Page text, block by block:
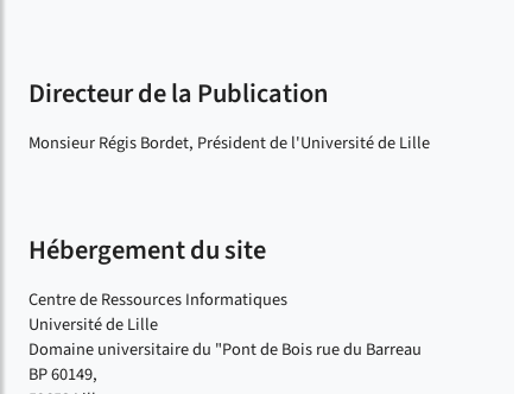
Directeur de la Publication
Monsieur Régis Bordet, Président de l'Université de Lille
Hébergement du site
Centre de Ressources Informatiques
Université de Lille
Domaine universitaire du "Pont de Bois rue du Barreau
BP 60149,